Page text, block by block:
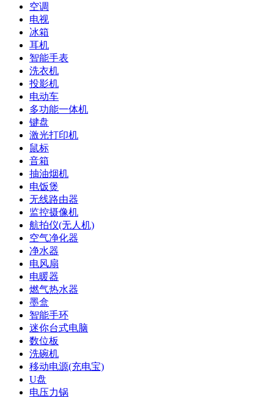
空调
电视
冰箱
耳机
智能手表
洗衣机
投影机
电动车
多功能一体机
键盘
激光打印机
鼠标
音箱
抽油烟机
电饭煲
无线路由器
监控摄像机
航拍仪(无人机)
空气净化器
净水器
电风扇
电暖器
燃气热水器
墨盒
智能手环
迷你台式电脑
数位板
洗碗机
移动电源(充电宝)
U盘
电压力锅